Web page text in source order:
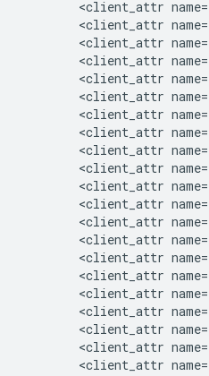
<client_attr name=
<client_attr name=
<client_attr name=
<client_attr name=
<client_attr name=
<client_attr name=
<client_attr name=
<client_attr name=
<client_attr name=
<client_attr name=
<client_attr name=
<client_attr name=
<client_attr name=
<client_attr name=
<client_attr name=
<client_attr name=
<client_attr name=
<client_attr name=
<client_attr name=
<client_attr name=
<client_attr name=